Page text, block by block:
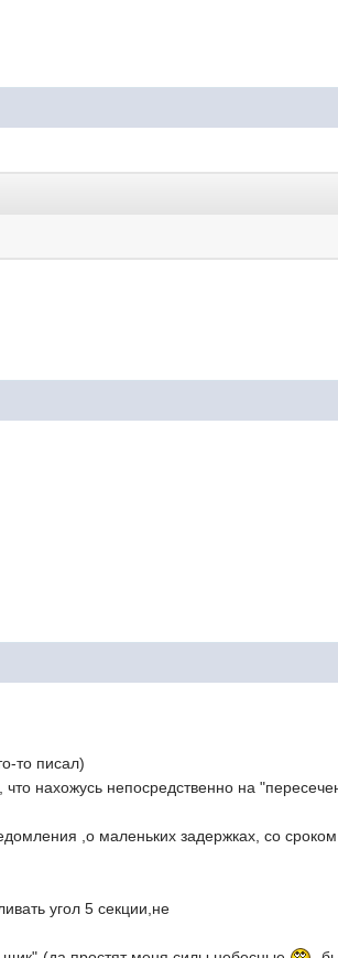
то писал)
нахожусь непосредственно на
,о маленьких задержках, со
угол 5 секции,не